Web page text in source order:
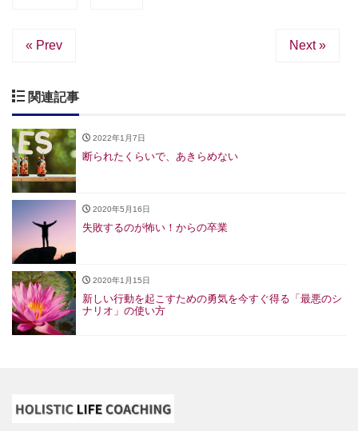
« Prev Next »
関連記事
2022年1月7日
断られたくらいで、あきらめない
2020年5月16日
失敗するのが怖い！からの卒業
2020年1月15日
新しい行動を起こすための勇気を今すぐ得る「最悪のシ
ナリオ」の使い方